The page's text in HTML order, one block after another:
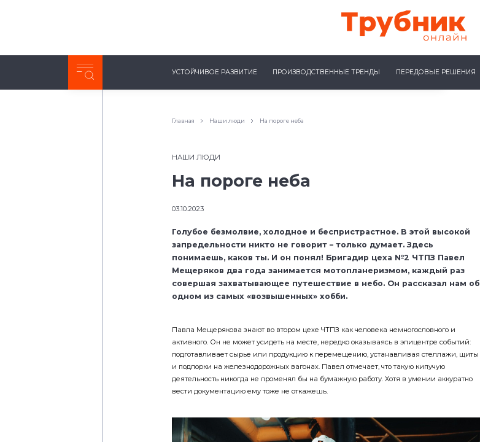
Неделя с ТМК. Выпуск №27 (225)
УСТОЙЧИВОЕ РАЗВИТИЕ ПРОИЗВОДСТВЕННЫЕ ТРЕНДЫ ПЕРЕДОВЫЕ РЕШЕНИЯ
Главная Наши люди На пороге неба
НАШИ ЛЮДИ
На пороге неба
03.10.2023
Голубое безмолвие, холодное и беспристрастное. В этой высокой
запредельности никто не говорит – только думает. Здесь
понимаешь, каков ты. И он понял! Бригадир цеха №2 ЧТПЗ Павел
Мещеряков два года занимается мотопланеризмом, каждый раз
совершая захватывающее путешествие в небо. Он рассказал нам об
одном из самых «возвышенных» хобби.
Павла Мещерякова знают во втором цехе ЧТПЗ как человека немногословного и
активного. Он не может усидеть на месте, нередко оказываясь в эпицентре событий:
подготавливает сырье или продукцию к перемещению, устанавливая стеллажи, щиты
и подпорки на железнодорожных вагонах. Павел отмечает, что такую кипучую
деятельность никогда не променял бы на бумажную работу. Хотя в умении аккуратно
вести документацию ему тоже не откажешь.